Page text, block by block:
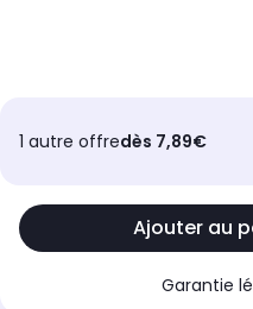
1 autre offredès 7,89€
Ajouter au
Garantie